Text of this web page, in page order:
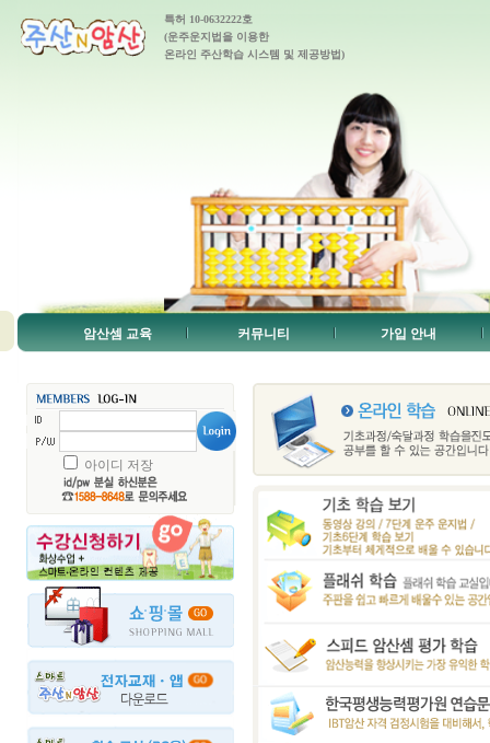
특허 10-0632222호
(운주운지법을 이용한
온라인 주산학습 시스템 및 제공방법)
암산셈 교육 커뮤니티 가입 안내
아이디 저장